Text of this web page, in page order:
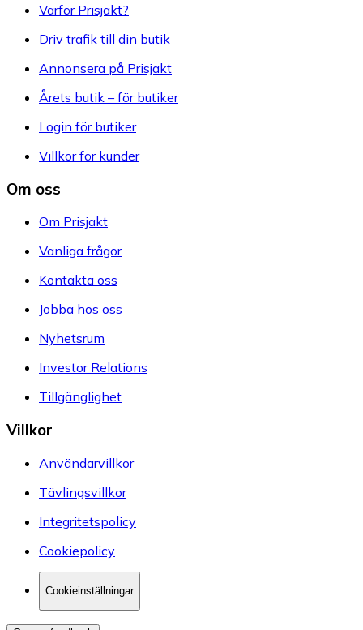
Varför Prisjakt?
Driv trafik till din butik
Annonsera på Prisjakt
Årets butik – för butiker
Login för butiker
Villkor för kunder
Om oss
Om Prisjakt
Vanliga frågor
Kontakta oss
Jobba hos oss
Nyhetsrum
Investor Relations
Tillgänglighet
Villkor
Användarvillkor
Tävlingsvillkor
Integritetspolicy
Cookiepolicy
Cookieinställningar